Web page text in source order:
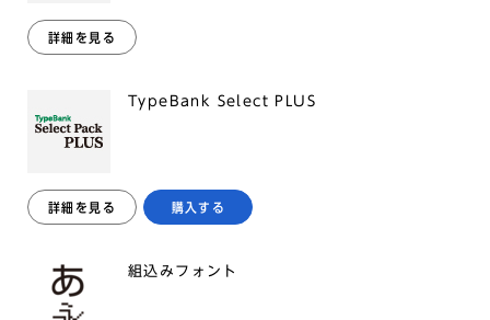
詳細を見る
TypeBank Select PLUS
詳細を見る 購入する
組込みフォント